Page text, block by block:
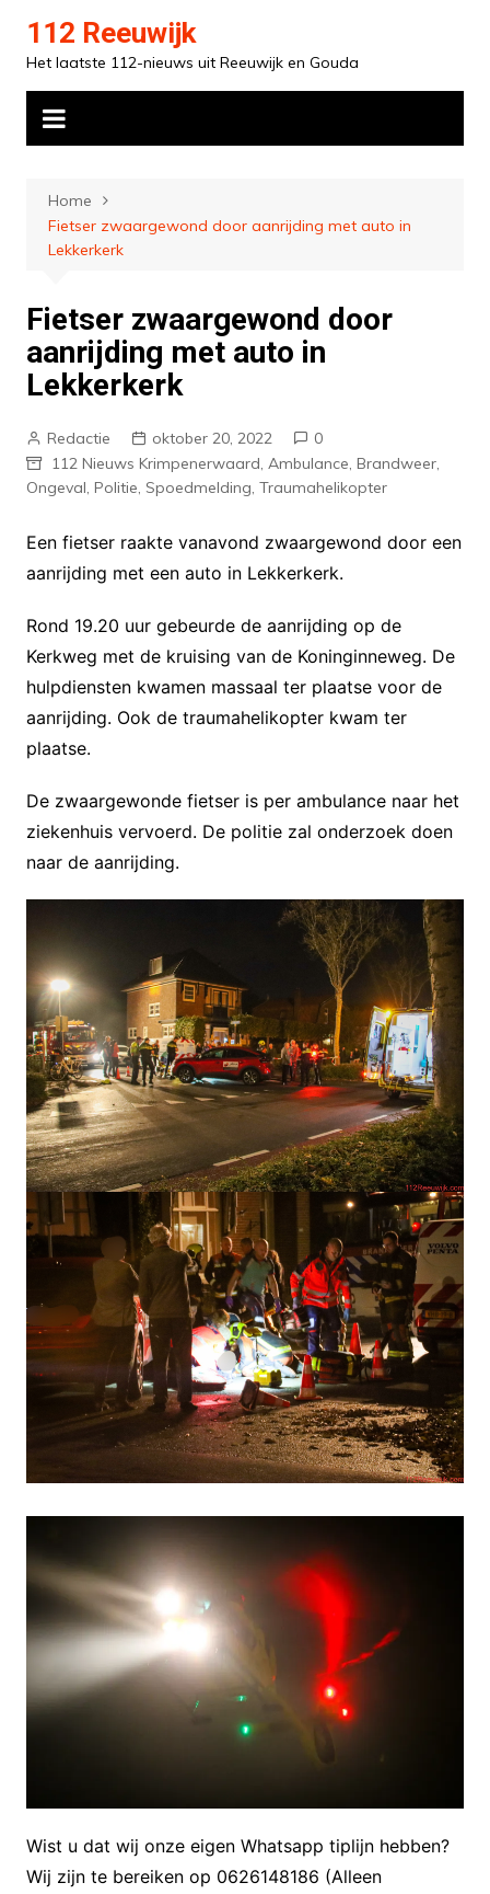
inhoud
112 Reeuwijk
Het laatste 112-nieuws uit Reeuwijk en Gouda
Home
Fietser zwaargewond door aanrijding met auto in
Lekkerkerk
Fietser zwaargewond door
aanrijding met auto in
Lekkerkerk
Redactie oktober 20, 2022
0
112 Nieuws Krimpenerwaard, Ambulance, Brandweer,
Ongeval, Politie, Spoedmelding, Traumahelikopter
Een fietser raakte vanavond zwaargewond door een
aanrijding met een auto in Lekkerkerk.
Rond 19.20 uur gebeurde de aanrijding op de
Kerkweg met de kruising van de Koninginneweg. De
hulpdiensten kwamen massaal ter plaatse voor de
aanrijding. Ook de traumahelikopter kwam ter
plaatse.
De zwaargewonde fietser is per ambulance naar het
ziekenhuis vervoerd. De politie zal onderzoek doen
naar de aanrijding.
Wist u dat wij onze eigen Whatsapp tiplijn hebben?
Wij zijn te bereiken op 0626148186 (Alleen